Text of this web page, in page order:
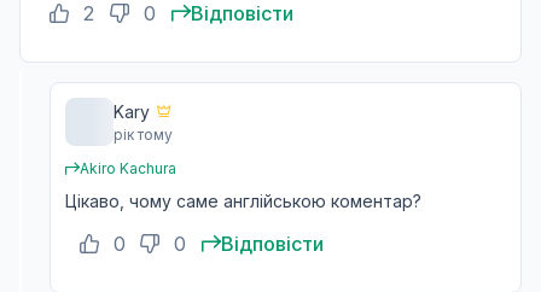
Червоний Дракон II
Червоний Дракон III / Добра медицина
28 бер. 2024
2 0 Відповісти
Kary
рік тому
Akiro Kachura
Цікаво, чому саме англійською коментар?
0 0 Відповісти